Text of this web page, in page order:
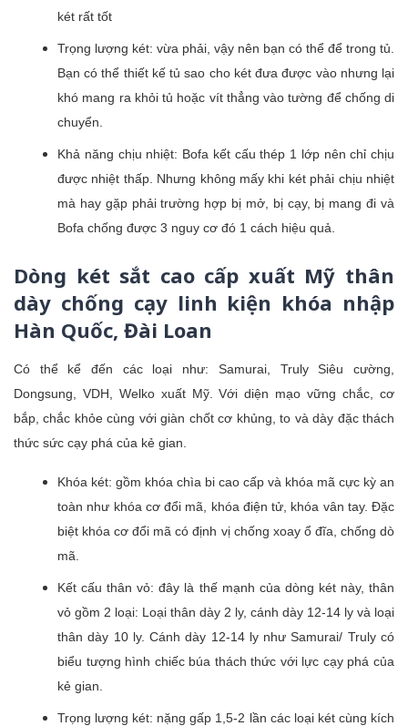
két rất tốt
Trọng lượng két: vừa phải, vậy nên bạn có thể để trong tủ.
Bạn có thể thiết kế tủ sao cho két đưa được vào nhưng lại
khó mang ra khỏi tủ hoặc vít thẳng vào tường để chống di
chuyển.
Khả năng chịu nhiệt: Bofa kết cấu thép 1 lớp nên chỉ chịu
được nhiệt thấp. Nhưng không mấy khi két phải chịu nhiệt
mà hay gặp phải trường hợp bị mở, bị cạy, bị mang đi và
Bofa chống được 3 nguy cơ đó 1 cách hiệu quả.
Dòng két sắt cao cấp xuất Mỹ thân
dày chống cạy linh kiện khóa nhập
Hàn Quốc, Đài Loan
Có thể kể đến các loại như: Samurai, Truly Siêu cường,
Dongsung, VDH, Welko xuất Mỹ. Với diện mạo vững chắc, cơ
bắp, chắc khỏe cùng với giàn chốt cơ khủng, to và dày đặc thách
thức sức cạy phá của kẻ gian.
Khóa két: gồm khóa chìa bi cao cấp và khóa mã cực kỳ an
toàn như khóa cơ đổi mã, khóa điện tử, khóa vân tay. Đặc
biệt khóa cơ đổi mã có định vị chống xoay ổ đĩa, chống dò
mã.
Kết cấu thân vỏ: đây là thế mạnh của dòng két này, thân
vỏ gồm 2 loại: Loại thân dày 2 ly, cánh dày 12-14 ly và loại
thân dày 10 ly. Cánh dày 12-14 ly như Samurai/ Truly có
biểu tượng hình chiếc búa thách thức với lực cạy phá của
kẻ gian.
Trọng lượng két: nặng gấp 1,5-2 lần các loại két cùng kích